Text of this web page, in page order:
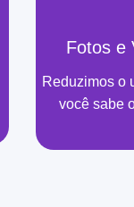
Fotos e
Reduzimos o
você sabe